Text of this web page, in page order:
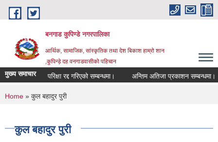
Skip to main content
बनगाड कुपिण्डे नगरपालिका
आर्थिक, सामाजिक, सांस्कृतिक तथा देश बिकाश हाम्रो शान
,कुपिन्ड़े दह वनगाडवासीको पहिचान
मुख्य समाचारपरिक्षा रद्द गरिएको सम्बन्धमा। अन्तिम अतिजा प्रकाशन सम्बन्धमा।
You are here
Home » कुल बहादुर पुरी
कुल बहादुर पुरी